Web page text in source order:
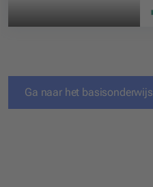
Ga naar het basisonderwijs